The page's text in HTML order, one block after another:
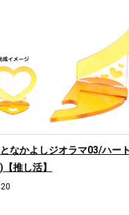
なかよしジオラマ03/ハー
推し活】